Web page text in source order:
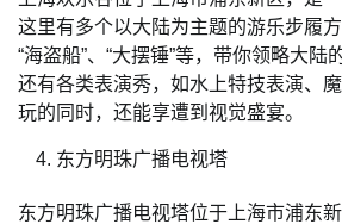
这里有多个以大陆为主题的游乐步履方
“海盗船”、“大摆锤”等，带你领略大陆
还有各类表演秀，如水上特技表演、
玩的同时，还能享遭到视觉盛宴。
东方明珠广播电视塔
东方明珠广播电视塔位于上海市浦东